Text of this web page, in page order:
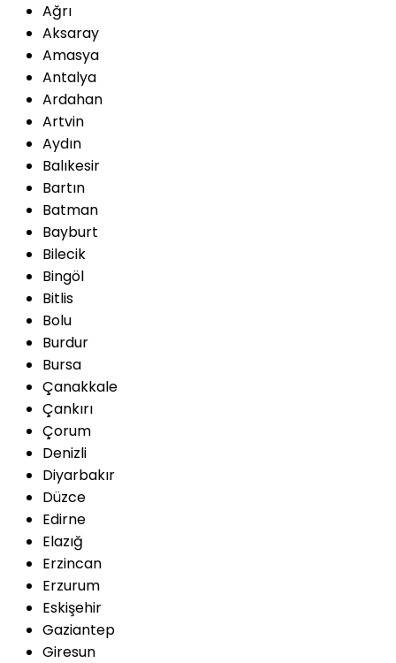
Ağrı
Aksaray
Amasya
Antalya
Ardahan
Artvin
Aydın
Balıkesir
Bartın
Batman
Bayburt
Bilecik
Bingöl
Bitlis
Bolu
Burdur
Bursa
Çanakkale
Çankırı
Çorum
Denizli
Diyarbakır
Düzce
Edirne
Elazığ
Erzincan
Erzurum
Eskişehir
Gaziantep
Giresun